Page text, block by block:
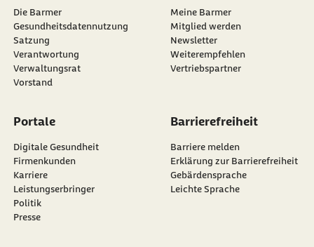
Die Barmer
Gesundheitsdatennutzung
Satzung
Verantwortung
Verwaltungsrat
Vorstand
Meine Barmer
Mitglied werden
Newsletter
externer Link:
Weiterempfehlen
Vertriebspartner
Portale
Digitale Gesundheit
Firmenkunden
Karriere
Leistungserbringer
Politik
Presse
Barrierefreiheit
Barriere melden
Erklärung zur Barrierefreiheit
Gebärdensprache
Leichte Sprache